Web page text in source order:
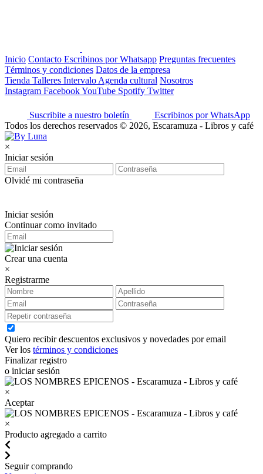
Inicio Contacto Escribinos por Whatsapp Preguntas frecuentes
Términos y condiciones Datos de la empresa
Tienda Talleres Intervalo Agenda cultural Nosotros
Instagram FacebookYouTube Spotify Twitter
Suscribite a nuestro boletín
Escribinos por WhatsApp
Todos los derechos reservados © 2026, Escaramuza - Libros y café
×
Iniciar sesión
Olvidé mi contraseña
Iniciar sesión
Continuar como invitado
Crear una cuenta
×
Registrarme
Quiero recibir descuentos exclusivos y novedades por email
Ver los términos y condiciones
Finalizar registro
o iniciar sesión
×
Aceptar
×
Producto agregado a carrito
Seguir comprando